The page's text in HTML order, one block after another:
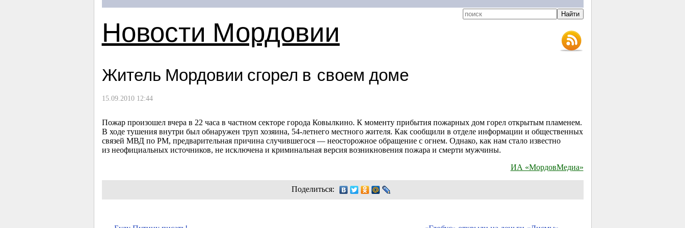
Новости Мордовии
Житель Мордовии сгорел в своем доме
15.09.2010 12:44
Пожар произошел вчера в 22 часа в частном секторе города Ковылкино. К моменту прибытия пожарных дом горел открытым пламенем.
В ходе тушения внутри был обнаружен труп хозяина, 54-летнегоместного жителя. Как сообщили в отделе информации и общественных
связей МВД по РМ, предварительная причина случившегося — неосторожное обращение с огнем. Однако, как нам стало известно
из неофициальных источников, не исключена и криминальная версия возникновения пожара и смерти мужчины.
ИА «МордовМедиа»
Поделиться: